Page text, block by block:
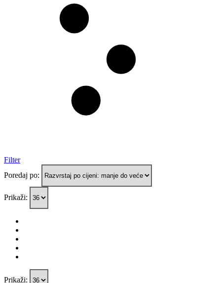
Filter
Poredaj po:
Prikaži:
Prikaži: